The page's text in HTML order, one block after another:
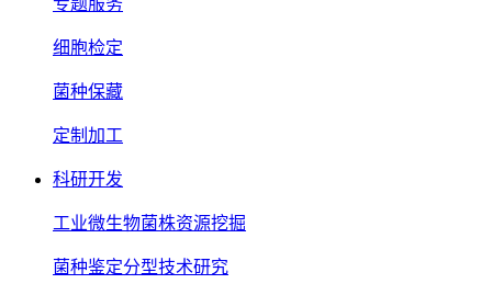
专题服务
细胞检定
菌种保藏
定制加工
科研开发
工业微生物菌株资源挖掘
菌种鉴定分型技术研究